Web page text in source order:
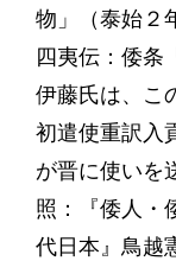
物」（泰始２
四夷伝：倭条
伊藤氏は、こ
初遣使重訳入
が晋に使いを
照：『倭人
代日本』鳥越